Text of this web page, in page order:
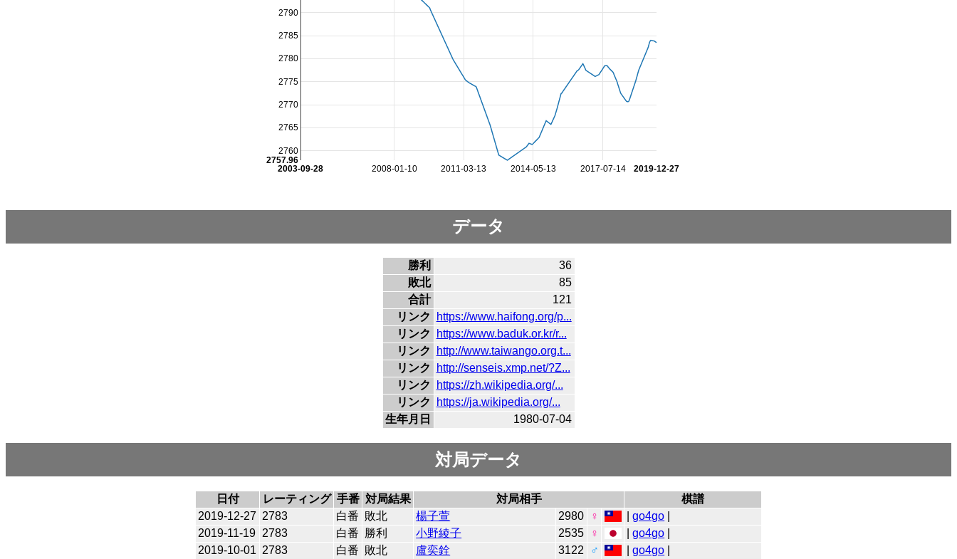
2008-01-10 2011-03-13 2014-05-13 2017-07-14
2003-09-28 2019-12-27
2760
2765
2770
2775
2780
2785
2790
2757.96
データ
勝利
36
敗北
85
合計
121
リンク
https://www.haifong.org/p...
リンク
https://www.baduk.or.kr/r...
リンク
http://www.taiwango.org.t...
リンク
http://senseis.xmp.net/?Z...
リンク
https://zh.wikipedia.org/...
リンク
https://ja.wikipedia.org/...
生年月日
1980-07-04
対局データ
日付 レーティング 手番 対局結果 対局相手
棋譜
2019-12-27 2783 白番 敗北 楊子萱 2980 ♀ |go4go
2019-11-19 2783 白番 勝利 小野綾子 2535 ♀ |go4go
2019-10-01 2783 白番 敗北 盧奕銓 3122 ♂ |go4go